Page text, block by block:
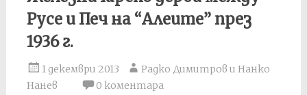
Русе и Печ на “Алеите” през
1936 г.
1 декември 2013
Радко Димитров и Нанко
Нанев
0 коментара